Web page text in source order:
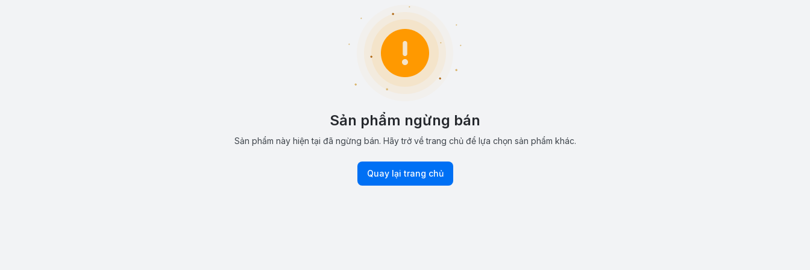
Sản phẩm ngừng bán
Sản phẩm này hiện tại đã ngừng bán. Hãy trở về trang chủ để lựa chọn sản phẩm khác.
Quay lại trang chủ